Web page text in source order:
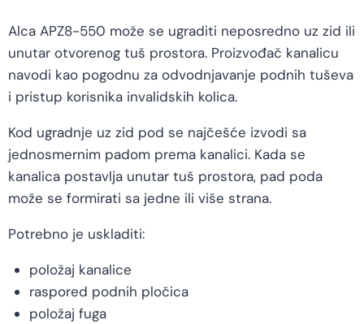
Alca APZ8-550 može se ugraditi neposredno uz zid ili
unutar otvorenog tuš prostora. Proizvođač kanalicu
navodi kao pogodnu za odvodnjavanje podnih tuševa
i pristup korisnika invalidskih kolica.
Kod ugradnje uz zid pod se najčešće izvodi sa
jednosmernim padom prema kanalici. Kada se
kanalica postavlja unutar tuš prostora, pad poda
može se formirati sa jedne ili više strana.
Potrebno je uskladiti:
položaj kanalice
raspored podnih pločica
položaj fuga